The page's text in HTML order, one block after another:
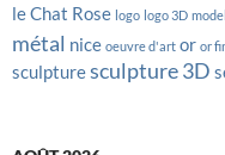
le Chat Rose logo logo 3D
métal nice oeuvre d'art or or
sculpturesculpture 3D